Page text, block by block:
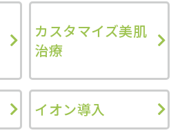
カスタマイズ美肌
治療
イオン導入